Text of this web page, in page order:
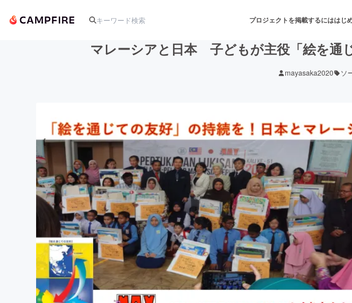
プロジェクトを掲載するにははじ
アート・写真 音楽
テクノロジー・ガジェット ゲーム・サービス開発
映像・映画 書籍・雑誌出版
ビジネス・起業 チャレンジ
まちづくり・地域活性化
CAMPFIRE for Social Good
CAMPFIREふるさと納税
マレーシアと日本 子どもが主役「絵を通
mayasaka2020 ソ